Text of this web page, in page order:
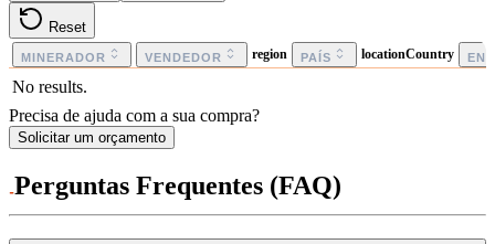
Reset
MINERADOR VENDEDOR region PAÍS locationCountry
No results.
Precisa de ajuda com a sua compra?
Solicitar um orçamento
Perguntas Frequentes (FAQ)